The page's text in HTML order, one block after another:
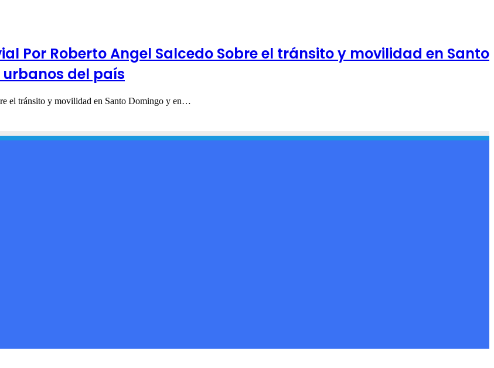
Por Roberto Angel Salcedo Sobre el tránsito y movilidad en Santo
del país
el tránsito y movilidad en Santo Domingo y en…